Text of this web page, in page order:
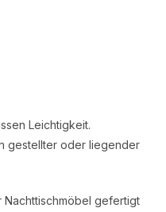
Leichtigkeit.
gestellter oder liegender
Nachttischmöbel gefertigt